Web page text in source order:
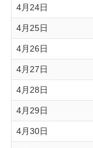
4月24日
4月25日
4月26日
4月27日
4月28日
4月29日
4月30日